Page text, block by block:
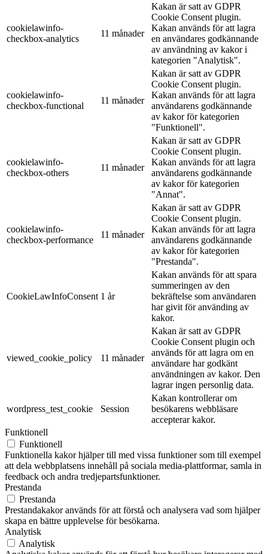
cookielawinfo-
checkbox-analytics
11 månader
Kakan är satt av GDPR
Cookie Consent plugin.
Kakan används för att lagra
en användares godkännande
av användning av kakor i
kategorien "Analytisk".
cookielawinfo-
checkbox-functional
11 månader
Kakan är satt av GDPR
Cookie Consent plugin.
Kakan används för att lagra
användarens godkännande
av kakor för kategorien
"Funktionell".
cookielawinfo-
checkbox-others
11 månader
Kakan är satt av GDPR
Cookie Consent plugin.
Kakan används för att lagra
användarens godkännande
av kakor för kategorien
"Annat".
cookielawinfo-
checkbox-performance
11 månader
Kakan är satt av GDPR
Cookie Consent plugin.
Kakan används för att lagra
användarens godkännande
av kakor för kategorien
"Prestanda".
CookieLawInfoConsent 1 år
Kakan används för att spara
summeringen av den
bekräftelse som användaren
har givit för använding av
kakor.
viewed_cookie_policy 11 månader
Kakan är satt av GDPR
Cookie Consent plugin och
används för att lagra om en
användare har godkänt
användningen av kakor. Den
lagrar ingen personlig data.
wordpress_test_cookie Session
Kakan kontrollerar om
besökarens webbläsare
accepterar kakor.
Funktionell
Funktionell
Funktionella kakor hjälper till med vissa funktioner som till exempel
att dela webbplatsens innehåll på sociala media-plattformar, samla in
feedback och andra tredjepartsfunktioner.
Prestanda
Prestanda
Prestandakakor används för att förstå och analysera vad som hjälper
skapa en bättre upplevelse för besökarna.
Analytisk
Analytisk